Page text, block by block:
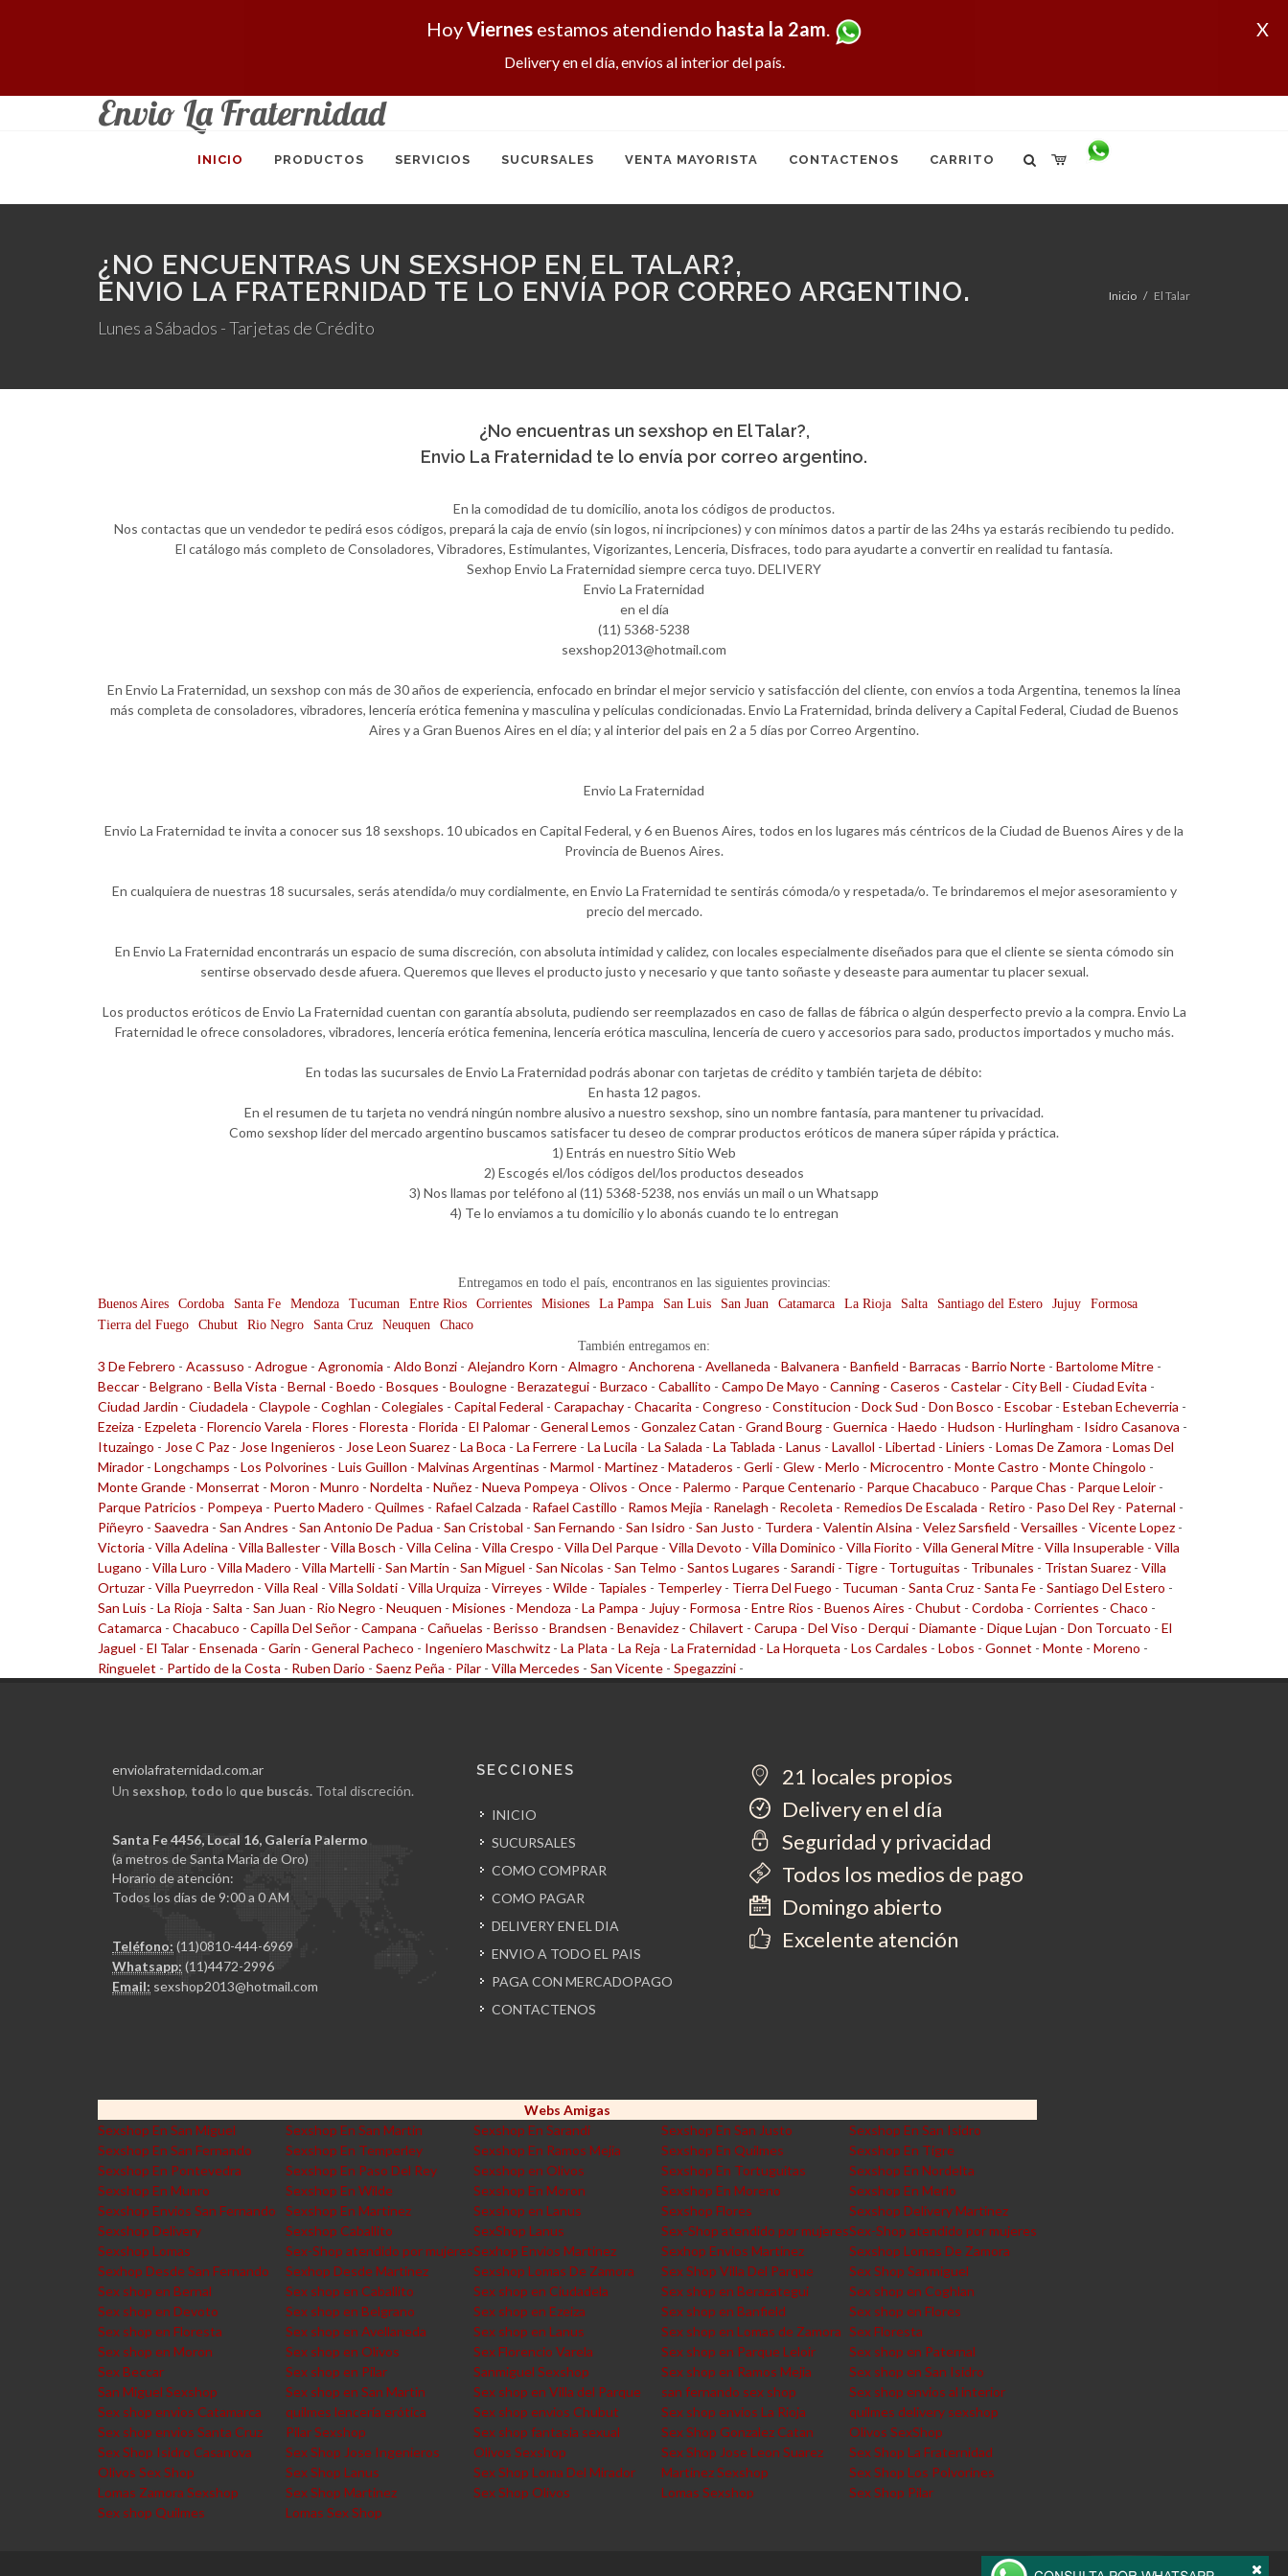
X
HoyViernesestamos atendiendo hasta la 2am.
Delivery en el día, envíos al interior del país.
Envio La Fraternidad
INICIO PRODUCTOS SERVICIOS SUCURSALES VENTA MAYORISTA CONTACTENOS CARRITO
¿NO ENCUENTRAS UN SEXSHOP EN EL TALAR?,
ENVIO LA FRATERNIDAD TE LO ENVÍA POR CORREO ARGENTINO.
Lunes a Sábados - Tarjetas de Crédito
Inicio El Talar
¿No encuentras un sexshop en El Talar?,
Envio La Fraternidad te lo envía por correo argentino.
En la comodidad de tu domicilio, anota los códigos de productos.
Nos contactas que un vendedor te pedirá esos códigos, prepará la caja de envío (sin logos, ni incripciones) y con mínimos datos a partir de las 24hs ya estarás recibiendo tu pedido.
El catálogo más completo de Consoladores, Vibradores, Estimulantes, Vigorizantes, Lenceria, Disfraces, todo para ayudarte a convertir en realidad tu fantasía.
Sexhop Envio La Fraternidad siempre cerca tuyo. DELIVERY
Envio La Fraternidad
en el día
(11) 5368-5238
sexshop2013@hotmail.com
En Envio La Fraternidad, un sexshop con más de 30 años de experiencia, enfocado en brindar el mejor servicio y satisfacción del cliente, con envíos a toda Argentina, tenemos la línea
más completa de consoladores, vibradores, lencería erótica femenina y masculina y películas condicionadas. Envio La Fraternidad, brinda delivery a Capital Federal, Ciudad de Buenos
Aires y a Gran Buenos Aires en el día; y al interior del pais en 2 a 5 días por Correo Argentino.
Envio La Fraternidad
Envio La Fraternidad te invita a conocer sus 18 sexshops. 10 ubicados en Capital Federal, y 6 en Buenos Aires, todos en los lugares más céntricos de la Ciudad de Buenos Aires y de la
Provincia de Buenos Aires.
En cualquiera de nuestras 18 sucursales, serás atendida/o muy cordialmente, en Envio La Fraternidad te sentirás cómoda/o y respetada/o. Te brindaremos el mejor asesoramiento y
precio del mercado.
En Envio La Fraternidad encontrarás un espacio de suma discreción, con absoluta intimidad y calidez, con locales especialmente diseñados para que el cliente se sienta cómodo sin
sentirse observado desde afuera. Queremos que lleves el producto justo y necesario y que tanto soñaste y deseaste para aumentar tu placer sexual.
Los productos eróticos de Envio La Fraternidad cuentan con garantía absoluta, pudiendo ser reemplazados en caso de fallas de fábrica o algún desperfecto previo a la compra. Envio La
Fraternidad le ofrece consoladores, vibradores, lencería erótica femenina, lencería erótica masculina, lencería de cuero y accesorios para sado, productos importados y mucho más.
En todas las sucursales de Envio La Fraternidad podrás abonar con tarjetas de crédito y también tarjeta de débito:
En hasta 12 pagos.
En el resumen de tu tarjeta no vendrá ningún nombre alusivo a nuestro sexshop, sino un nombre fantasía, para mantener tu privacidad.
Como sexshop líder del mercado argentino buscamos satisfacer tu deseo de comprar productos eróticos de manera súper rápida y práctica.
1) Entrás en nuestro Sitio Web
2) Escogés el/los códigos del/los productos deseados
3) Nos llamas por teléfono al (11) 5368-5238, nos enviás un mail o un Whatsapp
4) Te lo enviamos a tu domicilio y lo abonás cuando te lo entregan
Entregamos en todo el país, encontranos en las siguientes provincias:
Buenos Aires
Cordoba Santa Fe Mendoza Tucuman Entre Rios Corrientes Misiones La Pampa San Luis San Juan Catamarca La Rioja Salta Santiago del Estero Jujuy
Formosa
Tierra del Fuego
Chubut Rio Negro Santa Cruz Neuquen
Chaco
También entregamos en:
3 De Febrero - Acassuso - Adrogue - Agronomia - Aldo Bonzi - Alejandro Korn - Almagro - Anchorena - Avellaneda - Balvanera - Banfield - Barracas - Barrio Norte - Bartolome Mitre -
Beccar - Belgrano - Bella Vista - Bernal - Boedo - Bosques - Boulogne - Berazategui - Burzaco - Caballito - Campo De Mayo - Canning - Caseros - Castelar - City Bell - Ciudad Evita -
Ciudad Jardin - Ciudadela - Claypole - Coghlan - Colegiales - Capital Federal - Carapachay - Chacarita - Congreso - Constitucion - Dock Sud - Don Bosco - Escobar - Esteban Echeverria -
Ezeiza - Ezpeleta - Florencio Varela - Flores - Floresta - Florida - El Palomar - General Lemos - Gonzalez Catan - Grand Bourg - Guernica - Haedo - Hudson - Hurlingham - Isidro Casanova -
Ituzaingo - Jose C Paz - Jose Ingenieros - Jose Leon Suarez - La Boca - La Ferrere - La Lucila - La Salada - La Tablada - Lanus - Lavallol - Libertad - Liniers - Lomas De Zamora - Lomas Del
Mirador - Longchamps - Los Polvorines - Luis Guillon - Malvinas Argentinas - Marmol - Martinez - Mataderos - Gerli - Glew - Merlo - Microcentro - Monte Castro - Monte Chingolo -
Monte Grande - Monserrat - Moron - Munro - Nordelta - Nuñez - Nueva Pompeya - Olivos - Once - Palermo - Parque Centenario - Parque Chacabuco - Parque Chas - Parque Leloir -
Parque Patricios - Pompeya - Puerto Madero - Quilmes - Rafael Calzada - Rafael Castillo - Ramos Mejia - Ranelagh - Recoleta - Remedios De Escalada - Retiro - Paso Del Rey - Paternal -
Piñeyro - Saavedra - San Andres - San Antonio De Padua - San Cristobal - San Fernando - San Isidro - San Justo - Turdera - Valentin Alsina - Velez Sarsfield - Versailles - Vicente Lopez -
Victoria - Villa Adelina - Villa Ballester - Villa Bosch - Villa Celina - Villa Crespo - Villa Del Parque - Villa Devoto - Villa Dominico - Villa Fiorito - Villa General Mitre - Villa Insuperable - Villa
Lugano - Villa Luro - Villa Madero - Villa Martelli - San Martin - San Miguel - San Nicolas - San Telmo - Santos Lugares - Sarandi - Tigre - Tortuguitas - Tribunales - Tristan Suarez - Villa
Ortuzar - Villa Pueyrredon - Villa Real - Villa Soldati - Villa Urquiza - Virreyes - Wilde - Tapiales - Temperley - Tierra Del Fuego - Tucuman - Santa Cruz - Santa Fe - Santiago Del Estero -
San Luis - La Rioja - Salta - San Juan - Rio Negro - Neuquen - Misiones - Mendoza - La Pampa - Jujuy - Formosa - Entre Rios - Buenos Aires - Chubut - Cordoba - Corrientes - Chaco -
Catamarca - Chacabuco - Capilla Del Señor - Campana - Cañuelas - Berisso - Brandsen - Benavidez - Chilavert - Carupa - Del Viso - Derqui - Diamante - Dique Lujan - Don Torcuato - El
Jaguel - El Talar - Ensenada - Garin - General Pacheco - Ingeniero Maschwitz - La Plata - La Reja - La Fraternidad - La Horqueta - Los Cardales - Lobos - Gonnet - Monte - Moreno -
Ringuelet - Partido de la Costa - Ruben Dario - Saenz Peña - Pilar - Villa Mercedes - San Vicente - Spegazzini -
enviolafraternidad.com.ar
Un sexshop, todo lo que buscás. Total discreción.
Santa Fe 4456, Local 16, Galería Palermo
(a metros de Santa Maria de Oro)
Horario de atención:
Todos los días de 9:00 a 0 AM
Teléfono: (11)0810-444-6969
Whatsapp: (11)4472-2996
Email: sexshop2013@hotmail.com
SECCIONES
INICIO
SUCURSALES
COMO COMPRAR
COMO PAGAR
DELIVERY EN EL DIA
ENVIO A TODO EL PAIS
PAGA CON MERCADOPAGO
CONTACTENOS
21 locales propios
Delivery en el día
Seguridad y privacidad
Todos los medios de pago
Domingo abierto
Excelente atención
Webs Amigas
Sexshop En San Miguel
Sexshop En San Martin Sexshop En Sarandi Sexshop En San Justo
Sexshop En San Isidro
Sexshop En San Fernando
Sexshop En Temperley Sexshop En Ramos Mejia Sexshop En Quilmes
Sexshop En Tigre
Sexshop En Pontevedra
Sexshop En Paso Del Rey Sexshop en Olivos Sexshop En Tortuguitas
Sexshop En Nordelta
Sexshop En Munro
Sexshop En Wilde Sexshop En Moron Sexshop En Moreno
Sexshop En Merlo
Sexshop Envios San Fernando
Sexshop En Martinez Sexshop en Lanus Sexshop Flores
Sexshop Delivery Martinez
Sexshop Delivery
Sexshop Caballito SexShop Lanus Sex-Shop atendido por mujeresSex-Shop atendido por mujeres
Sexshop Lomas
Sex-Shop atendido por mujeresSexhop Envios Martinez Sexhop Envios Martinez
Sexshop Lomas De Zamora
Sexhop Desde San Fernando
Sexhop Desde Martinez Sexshop Lomas De Zamora Sex Shop Villa Del Parque
Sex Shop Sanmiguel
Sex shop en Bernal
Sex shop en Caballito Sex shop en Ciudadela Sex shop en Berazategui
Sex shop en Coghlan
Sex shop en Devoto
Sex shop en Belgrano Sex shop en Ezeiza Sex shop en Banfield
Sex shop en Flores
Sex shop en Floresta
Sex shop en Avellaneda Sex shop en Lanus Sex shop en Lomas de Zamora Sex Floresta
Sex shop en Moron
Sex shop en Olivos Sex Florencio Varela Sex shop en Parque Leloir
Sex shop en Paternal
Sex Beccar
Sex shop en Pilar Sanmiguel Sexshop Sex shop en Ramos Mejia
Sex shop en San Isidro
San Miguel Sexshop
Sex shop en San Martin Sex shop en Villa del Parque san fernando sex shop
Sex shop envios al interior
Sex shop envios Catamarca
quilmes lencería erótica Sex shop envios Chubut Sex shop envios La Rioja
quilmes delivery sexshop
Sex shop envios Santa Cruz
Pilar Sexshop Sex shop fantasia sexual Sex Shop Gonzalez Catan
Olivos SexShop
Sex Shop Isidro Casanova
Sex Shop Jose Ingenieros Olivos Sexshop Sex Shop Jose Leon Suarez
Sex Shop La Fraternidad
Olivos Sex Shop
Sex Shop Lanus Sex Shop Loma Del Mirador Martinez Sexshop
Sex Shop Los Polvorines
Lomas Zamora Sexshop
Sex Shop Martinez Sex Shop Olivos Lomas Sexshop
Sex Shop Pilar
Sex shop Quilmes
Lomas Sex Shop